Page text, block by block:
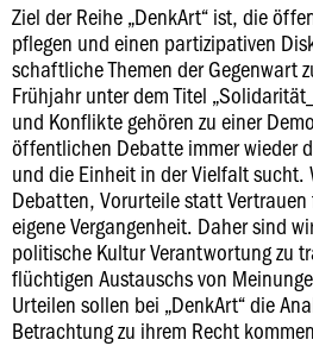
Ziel der Reihe „DenkArt“ ist, die
pflegen und einen partizipativen
schaftliche Themen der Gegenwart
Frühjahr unter dem Titel
und Konflikte gehören zu einer
öffentlichen Debatte immer wieder
und die Einheit in der Vielfalt
Debatten, Vorurteile statt
eigene Vergangenheit. Daher sind
politische Kultur Verantwortung zu
flüchtigen Austauschs von
Urteilen sollen bei „DenkArt“ die
Betrachtung zu ihrem Recht